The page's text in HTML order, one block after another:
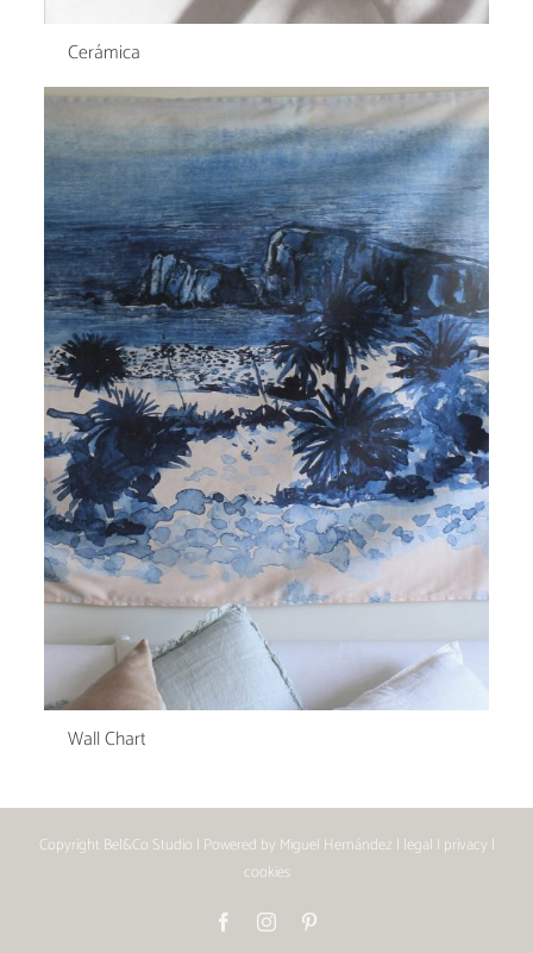
Cerámica
Wall Chart
Copyright Bel&Co Studio | Powered by Miguel Hernández | legal | privacy |
cookies
FacebookInstagram